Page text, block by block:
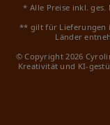
* Alle Preise inkl. ges.
** gilt für Lieferungen
Länder
© Copyright 2026
Kreativität und KI-